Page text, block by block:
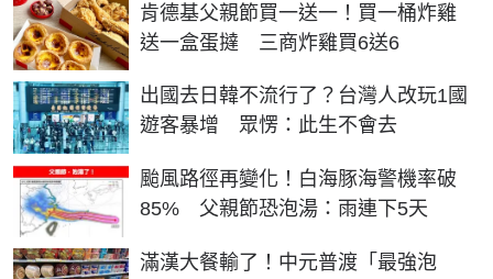
肯德基父親節買一送一！買一桶炸雞
送一盒蛋撻 三商炸雞買6送6
出國去日韓不流行了？台灣人改玩1國
遊客暴增 眾愣：此生不會去
颱風路徑再變化！白海豚海警機率破
85% 父親節恐泡湯：雨連下5天
滿漢大餐輸了！中元普渡「最強泡